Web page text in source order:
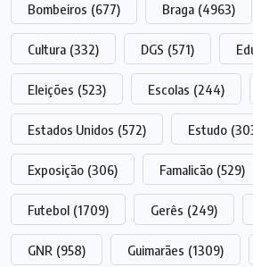
Bombeiros (677) Braga (4963)
Cultura (332) DGS (571)
Eleições (523) Escolas (244)
Estados Unidos (572) Estudo
Exposição (306) Famalicão (529)
Futebol (1709) Gerês (249)
GNR (958) Guimarães (1309)